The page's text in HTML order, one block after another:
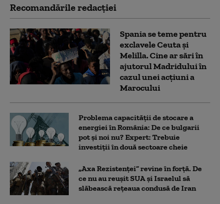
Recomandările redacţiei
Spania se teme pentru
exclavele Ceuta și
Melilla. Cine ar sări în
ajutorul Madridului în
cazul unei acțiuni a
Marocului
Problema capacității de stocare a
energiei în România: De ce bulgarii
pot și noi nu? Expert: Trebuie
investiții în două sectoare cheie
„Axa Rezistenței” revine în forță. De
ce nu au reușit SUA și Israelul să
slăbească rețeaua condusă de Iran